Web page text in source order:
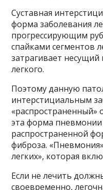
Суставная
форма заболевания
прогрессирующим
спайками сегментов
затрагивает несущий
легкого.
Поэтому данную
интерстициальным
«распространенный»
эта форма пневмонии
распространенной
фиброза.
легких», которая
Если не лечить
своевременно,